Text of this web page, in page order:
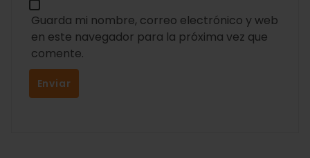
Guarda mi nombre, correo electrónico y web
en este navegador para la próxima vez que
comente.